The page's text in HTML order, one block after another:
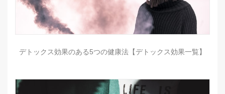
デトックス効果のある5つの健康法【デトックス効果一覧】